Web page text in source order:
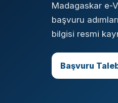
Madagaskar e-
başvuru
bilgisi resmi
Başvuru